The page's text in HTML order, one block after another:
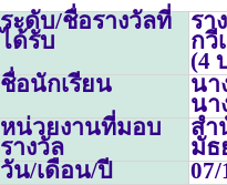
ระดับ/ชื่อรางวัลที่
ได้รับ
รา
กวี
(4
ชื่อนักเรียน
นา
นา
หน่วยงานที่มอบ
รางวัล
สำ
มัธ
วัน/เดือน/ปี
07/